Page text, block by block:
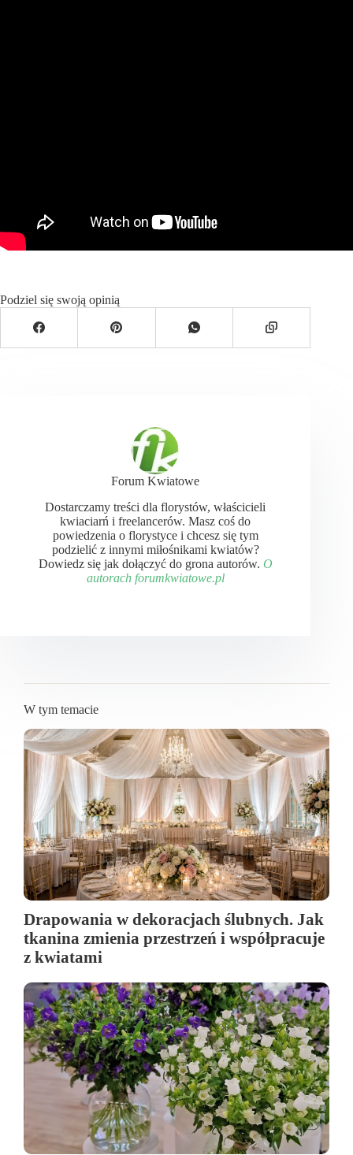
Podziel się swoją opinią
Forum Kwiatowe
Dostarczamy treści dla florystów, właścicieli
kwiaciarń i freelancerów. Masz coś do
powiedzenia o florystyce i chcesz się tym
podzielić z innymi miłośnikami kwiatów?
Dowiedz się jak dołączyć do grona autorów. O
autorach forumkwiatowe.pl
W tym temacie
Drapowania w dekoracjach ślubnych. Jak
tkanina zmienia przestrzeń i współpracuje
z kwiatami